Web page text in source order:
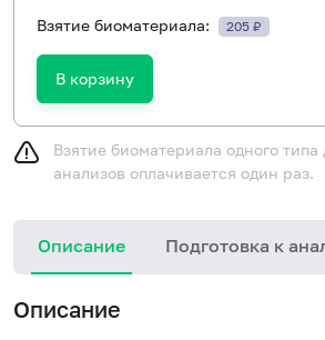
Взятие биоматериала: 205 ₽
В корзину
Взятие биоматериала одного типа
анализов оплачивается один раз.
Описание Подготовка к
Описание